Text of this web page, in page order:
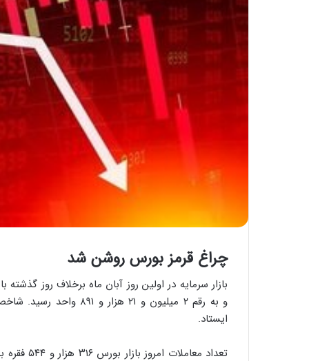
چراغ قرمز بورس روشن شد
ایستاد.